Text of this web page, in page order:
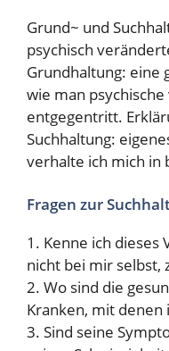
Grund~ und
psychisch
Grundhaltung: eine
wie man
entgegentritt.
Suchhaltung:
verhalte ich mich in
Fragen zur
1. Kenne ich dieses
nicht bei mir selbst,
2. Wo sind die
Kranken, mit denen
3. Sind seine